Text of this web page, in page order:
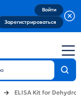
Войти
Зарегистрироваться
ELISA Kit for